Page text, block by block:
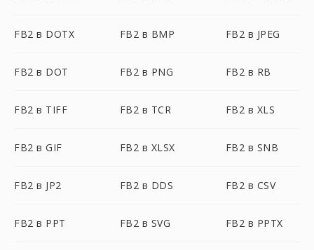
FB2 в DOTX FB2 в BMP FB2 в JPEG
FB2 в DOT FB2 в PNG FB2 в RB
FB2 в TIFF FB2 в TCR FB2 в XLS
FB2 в GIF FB2 в XLSX FB2 в SNB
FB2 в JP2 FB2 в DDS FB2 в CSV
FB2 в PPT FB2 в SVG FB2 в PPTX